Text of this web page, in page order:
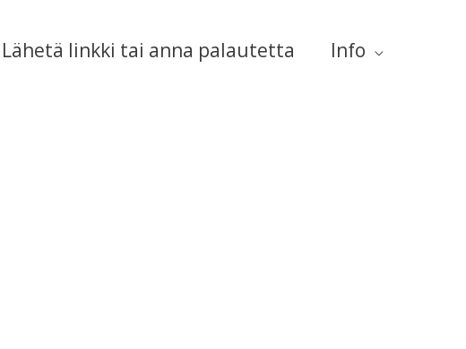
Lähetä linkki tai anna palautetta Info